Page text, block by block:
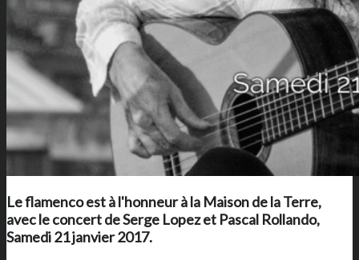
Le flamenco est à l'honneur àla Maison de la Terre,
avec le concert de Serge Lopez et Pascal Rollando,
Samedi 21 janvier 2017.